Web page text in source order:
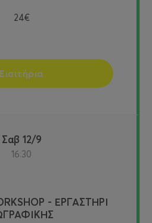
24€
Εισιτήρια
Σαβ 12/9
16:30
- ΕΡΓΑΣΤΗΡΙ